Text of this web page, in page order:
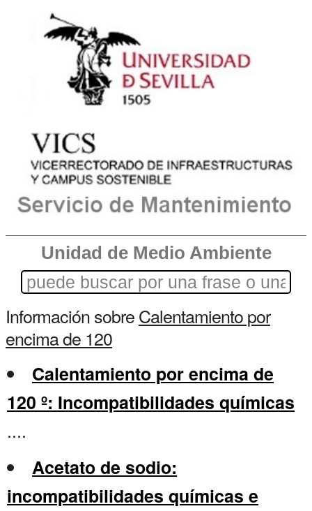
Unidad de Medio Ambiente
Información sobreCalentamiento por
encima de 120
Calentamiento por encima de
120 º: Incompatibilidades químicas
....
Acetato de sodio:
incompatibilidades químicas e